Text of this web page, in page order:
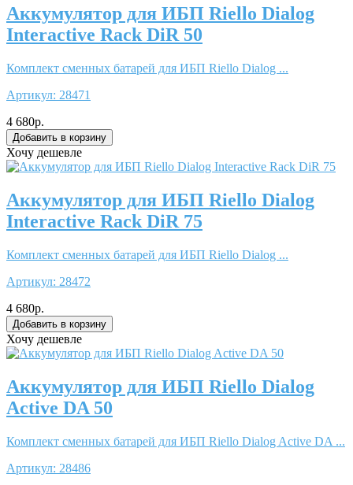
Аккумулятор для ИБП Riello Dialog
Interactive Rack DiR 50
Комплект сменных батарей для ИБП Riello Dialog ...
Артикул: 28471
4 680р.
Хочу дешевле
Аккумулятор для ИБП Riello Dialog
Interactive Rack DiR 75
Комплект сменных батарей для ИБП Riello Dialog ...
Артикул: 28472
4 680р.
Хочу дешевле
Аккумулятор для ИБП Riello Dialog
Active DA 50
Комплект сменных батарей для ИБП Riello Dialog Active DA ...
Артикул: 28486